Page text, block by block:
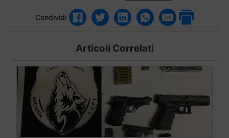
Condividi
Articoli Correlati